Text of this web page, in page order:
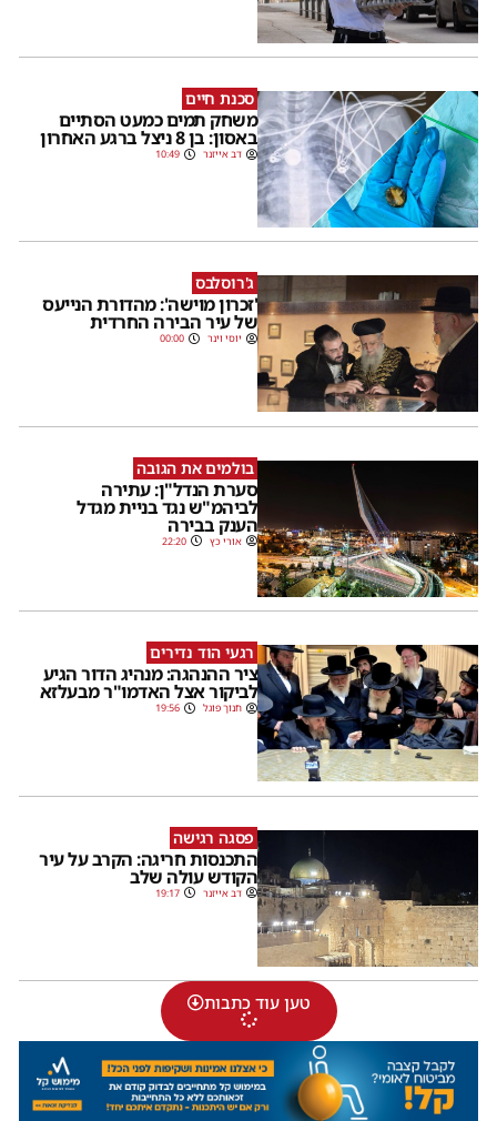
סכנת חיים
משחק תמים כמעט הסתיים
באסון: בן 8 ניצל ברגע האחרון
דב אייזנר 10:49
ג'רוסלבס
'זכרון מוישה': מהדורת הנייעס
של עיר הבירה החרדית
יוסי וינר 00:00
בולמים את הגובה
סערת הנדל"ן: עתירה
לביהמ"ש נגד בניית מגדל
הענק בבירה
אורי כץ 22:20
רגעי הוד נדירים
ציר ההנהגה: מנהיג הדור הגיע
לביקור אצל האדמו"ר מבעלזא
חנוך פוגל 19:56
פסגה רגישה
התכנסות חריגה: הקרב על עיר
הקודש עולה שלב
דב אייזנר 19:17
טען עוד כתבות